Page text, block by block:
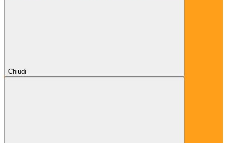
Chiudi